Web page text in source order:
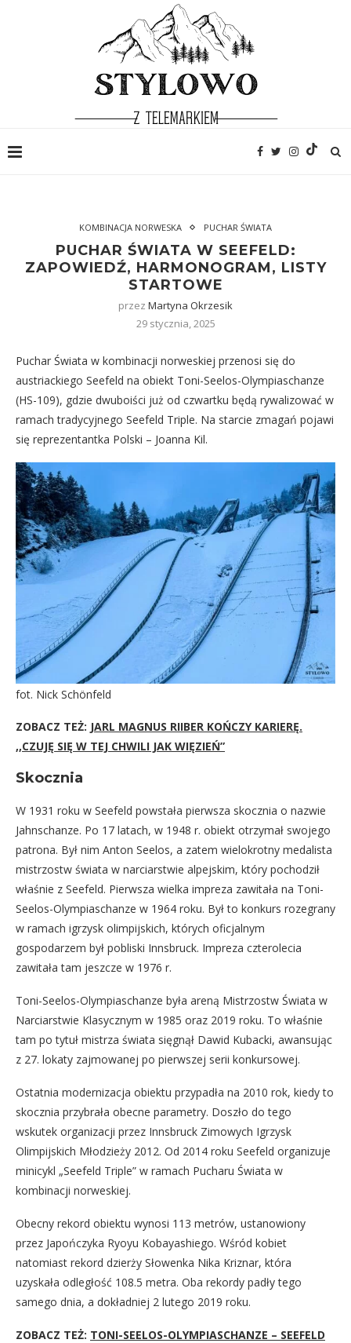
KOMBINACJA NORWESKA PUCHAR ŚWIATA
PUCHAR ŚWIATA W SEEFELD:
ZAPOWIEDŹ, HARMONOGRAM, LISTY
STARTOWE
przez Martyna Okrzesik
29 stycznia, 2025
Puchar Świata w kombinacji norweskiej przenosi się do
austriackiego Seefeld na obiekt Toni-Seelos-Olympiaschanze
(HS-109), gdzie dwuboiści już od czwartku będą rywalizować w
ramach tradycyjnego Seefeld Triple. Na starcie zmagań pojawi
się reprezentantka Polski – Joanna Kil.
fot. Nick Schönfeld
ZOBACZ TEŻ: JARL MAGNUS RIIBER KOŃCZY KARIERĘ.
,,CZUJĘ SIĘ W TEJ CHWILI JAK WIĘZIEŃ”
Skocznia
W 1931 roku w Seefeld powstała pierwsza skocznia o nazwie
Jahnschanze. Po 17 latach, w 1948 r. obiekt otrzymał swojego
patrona. Był nim Anton Seelos, a zatem wielokrotny medalista
mistrzostw świata w narciarstwie alpejskim, który pochodził
właśnie z Seefeld. Pierwsza wielka impreza zawitała na Toni-
Seelos-Olympiaschanze w 1964 roku. Był to konkurs rozegrany
w ramach igrzysk olimpijskich, których oficjalnym
gospodarzem był pobliski Innsbruck. Impreza czterolecia
zawitała tam jeszcze w 1976 r.
Toni-Seelos-Olympiaschanze była areną Mistrzostw Świata w
Narciarstwie Klasycznym w 1985 oraz 2019 roku. To właśnie
tam po tytuł mistrza świata sięgnął Dawid Kubacki, awansując
z 27. lokaty zajmowanej po pierwszej serii konkursowej.
Ostatnia modernizacja obiektu przypadła na 2010 rok, kiedy to
skocznia przybrała obecne parametry. Doszło do tego
wskutek organizacji przez Innsbruck Zimowych Igrzysk
Olimpijskich Młodzieży 2012. Od 2014 roku Seefeld organizuje
minicykl „Seefeld Triple” w ramach Pucharu Świata w
kombinacji norweskiej.
Obecny rekord obiektu wynosi 113 metrów, ustanowiony
przez Japończyka Ryoyu Kobayashiego. Wśród kobiet
natomiast rekord dzierży Słowenka Nika Kriznar, która
uzyskała odległość 108.5 metra. Oba rekordy padły tego
samego dnia, a dokładniej 2 lutego 2019 roku.
ZOBACZ TEŻ: TONI-SEELOS-OLYMPIASCHANZE – SEEFELD